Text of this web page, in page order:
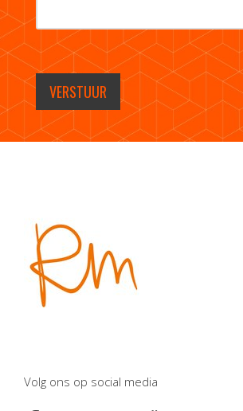
VERSTUUR
Volg ons op social media